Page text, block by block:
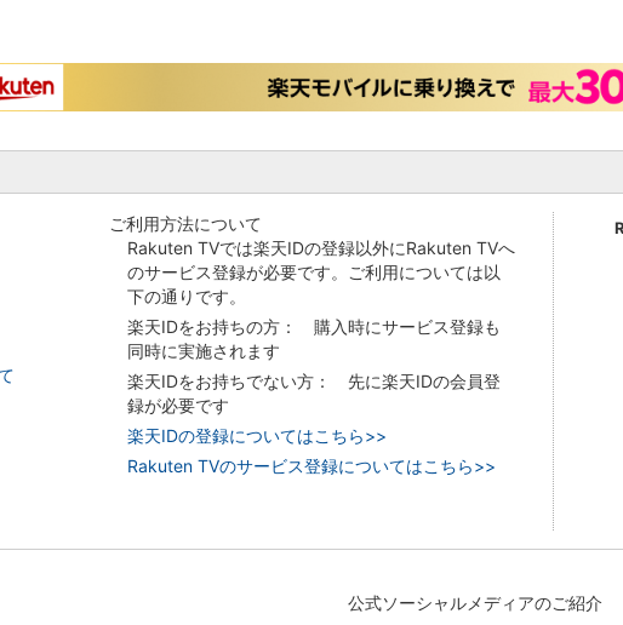
ご利用方法について
Rakuten TVでは楽天IDの登録以外にRakuten TVへ
のサービス登録が必要です。ご利用については以
下の通りです。
楽天IDをお持ちの方： 購入時にサービス登録も
同時に実施されます
楽天IDをお持ちでない方： 先に楽天IDの会員登
録が必要です
楽天IDの登録についてはこちら>>
Rakuten TVのサービス登録についてはこちら>>
公式ソーシャルメディアのご紹介